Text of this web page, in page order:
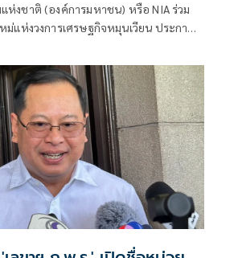
ห่งชาติ (องค์การมหาชน) หรือ NIA ร่วม
ม่แห่งวงการเศรษฐกิจหมุนเวียน ประกาศ
ำความสะอาดพื้นสุดล้ำภายใต้ชื่อ "แคร์
ซึ่งเป็นผลผลิตระดับมาสเตอร์พีซจาก
นวัตกรรมนี้ได้สร้างความ
ด้วยการนำสารเคมีบางชนิดที่เป็นของเสีย
อัพไซเคิล (Upcycle) ขั้นสูง จนพลิกโฉม
ฑ์ทำความสะอาดที่ทรงประสิทธิภาพและ